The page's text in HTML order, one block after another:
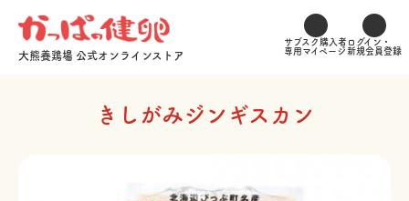
大熊養鶏場 公式オンラインストア
サブスク購入者
専用マイページ
ログイン・
新規会員登録
きしがみジンギスカン